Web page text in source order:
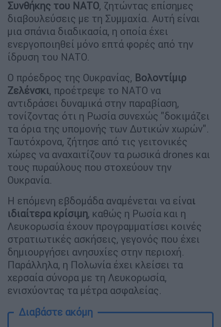
Συνθήκης του ΝΑΤΟ, ζητώντας επίσημες
διαβουλεύσεις με τη Συμμαχία. Αυτή είναι
μια σπάνια διαδικασία, η οποία έχει
ενεργοποιηθεί μόνο επτά φορές από την
ίδρυση του ΝΑΤΟ.
Ο πρόεδρος της Ουκρανίας, Βολοντίμιρ
Ζελένσκι, προέτρεψε το ΝΑΤΟ να
αντιδράσει δυναμικά στην παραβίαση,
τονίζοντας ότι η Ρωσία συνεχώς "δοκιμάζει
τα όρια της υπομονής των Δυτικών χωρών".
Ταυτόχρονα, ζήτησε από τις γειτονικές
χώρες να αναχαιτίζουν τα ρωσικά drones και
τους πυραύλους που στοχεύουν την
Ουκρανία.
Η επόμενη εβδομάδα αναμένεται να είναι
ιδιαίτερα κρίσιμη, καθώς η Ρωσία και η
Λευκορωσία έχουν προγραμματίσει κοινές
στρατιωτικές ασκήσεις, γεγονός που έχει
δημιουργήσει ανησυχίες στην περιοχή.
Παράλληλα, η Πολωνία έχει κλείσει τα
χερσαία σύνορα με τη Λευκορωσία,
ενισχύοντας τα μέτρα ασφαλείας.
Διαβάστε ακόμη